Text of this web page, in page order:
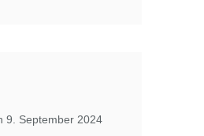
9. September 2024